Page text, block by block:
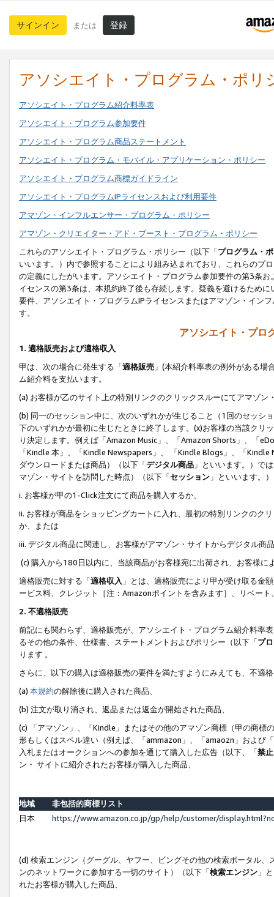
サインイン または 登録
アソシエイト・プログラム・ポリ
アソシエイト・プログラム紹介料率表
アソシエイト・プログラム参加要件
アソシエイト・プログラム商品ステートメント
アソシエイト・プログラム・モバイル・アプリケーション・ポリシー
アソシエイト・プログラム商標ガイドライン
アソシエイト・プログラムIPライセンスおよび利用要件
アマゾン・インフルエンサー・プログラム・ポリシー
アマゾン・クリエイター・アド・ブースト・プログラム・ポリシー
これらのアソシエイト・プログラム・ポリシー（以下「プログラム・
いいます。）内で参照することにより組み込まれており、これらのプ
の定義にしたがいます。アソシエイト・プログラム参加要件の第3条
イセンスの第3条は、本規約終了後も存続します。疑義を避けるため
要件、アソシエイト・プログラムIPライセンスまたはアマゾン・イン
す。
アソシエイト・プロ
1. 適格販売および適格収入
甲は、次の場合に発生する「適格販売 」(本紹介料率表の例外がある
ム紹介料を支払います。
(a) お客様が乙のサイト上の特別リンクのクリックスルーにてアマゾン
(b) 同一のセッション中に、次のいずれかが生じること（1回のセッシ
下のいずれかが最初に生じたときに終了します。(x)お客様の当該ク
り決定します。例えば「Amazon Music」、「Amazon Shorts」、「
「Kindle 本」、「Kindle Newspapers」、 「Kindle Blogs」、「
ダウンロードまたは商品）（以下「デジタル商品 」といいます。）で
マゾン・サイトを訪問した時点）（以下「セッション 」といいます。
i. お客様が甲の1-Click注文にて商品を購入するか、
ii. お客様が商品をショッピングカートに入れ、最初の特別リンクのク
か、または
iii. デジタル商品に関連し、お客様がアマゾン・サイトからデジタル
(c) 購入から180日以内に、当該商品がお客様宛に出荷され、お客様
適格販売に対する「適格収入 」とは、適格販売により甲が受け取る金
ービス料、クレジット［注：Amazonポイントを含みます］、リベー
2. 不適格販売
前記にも関わらず、適格販売が、アソシエイト・プログラム紹介料率
るその他の条件、仕様書、ステートメントおよびポリシー（以下「プ
ります 。
さらに、以下の購入は適格販売の要件を満たすようにみえても、不適
(a) 本規約の解除後に購入された商品、
(b) 注文が取り消され、返品または返金が開始された商品、
(c) 「アマゾン」、「Kindle」またはその他のアマゾン商標（甲の商
形もしくはスペル違い（例えば、「ammazon」、「amaozn」および
入札またはオークションへの参加を通じて購入した広告（以下、「禁
ン・ サイトに紹介されたお客様が購入した商品、
地域
非包括的商標リスト
日本
https://www.amazon.co.jp/gp/help/customer/
(d) 検索エンジン（グーグル、ヤフー、ビングその他の検索ポータル
ンのネットワークに参加する一切のサイト）（以下「検索エンジン 」
れたお客様が購入した商品、